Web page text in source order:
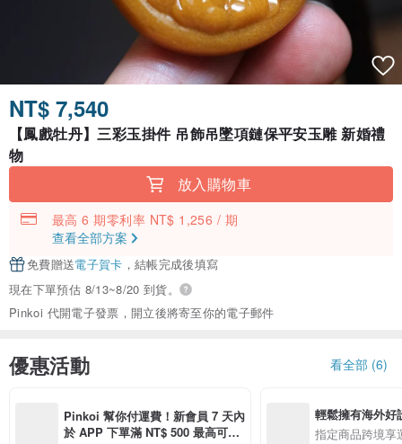
NT$ 7,540
【鳳戲牡丹】三彩玉掛件 吊飾吊墜項鏈保平安玉雕 新婚禮
物
放入購物車
最高 6 期零利率 NT$ 1,256 / 期
查看全部方案
免費贈送電子賀卡 ，結帳完成後填寫
現在下單預估 8/13~8/20 到貨。
Pinkoi 代開電子發票，開立後將寄至你的電子郵件
優惠活動 看全部 (6)
Pinkoi 幫你付運費！新會員 7 天內
於 APP 下單滿 NT$ 500 最高可折
輕鬆擁有海外好
指定商品跨境享